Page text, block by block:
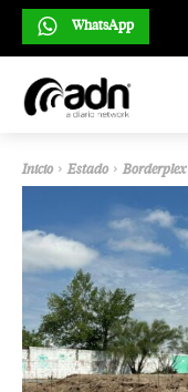
WhatsApp
Inicio Estado Borderplex